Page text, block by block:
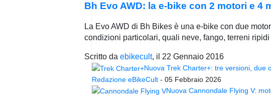
Bh Evo AWD: la e-bike con 2 motori e 4
La Evo AWD di Bh Bikes è una e-bike con due
condizioni particolari, quali neve, fango, terreni
Scritto da ebikecult, il 22 Gennaio 2016
Nuova Trek Charter+: tre versioni, due
Redazione eBikeCult - 05 Febbraio 2026
Nuova Cannondale Flying V: